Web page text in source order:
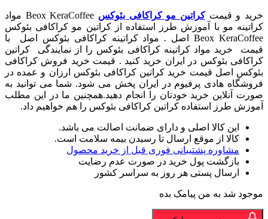
خرید و قیمتکراتین مو کراکافی بئوکس
Beox KeraCoffee مواد
کراتینه مو با آموزش طرز استفاده از کراتین مو کراکافی بئوکس
Beox KeraCoffee اصل . مواد کراتینه کراکافی بئوکس اصل با
قیمت خرید مواد کراتینه کراکافی بئوکس را از نمایندگی کراتین
کراکافی بئوکس در ایران خرید کنید . قیمت خرید فروش کراکافی
بئوکس اصل قیمت خرید کراتین کراکافی بئوکس ارزان و عمده در
فروشگاه هادی پرفیوم در ایران پخش می شود. شما می توانید به
صورت آنلاین خرید خودتان را انجام دهید.همچنین ما در این مطلب
آموزش طرز استفاده کراتین کراکافی بئوکس را هم خواهیم داد.
این کالا اصلی و دارای ضمانت اصالت می باشد.
کالا از موقع ارسال تا رسیدن بیمه سلامت است.
مشاوره پشتیبانی فوری قبل از خرید محصول
بازگشت پول خرید در صورت عدم رضایت
ارسال پستی هر روز به سراسر کشور
موجود شد به من پیامک بده